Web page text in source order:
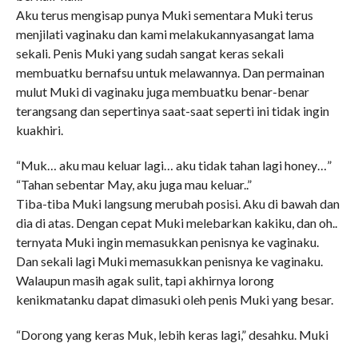
Aku terus mengisap punya Muki sementara Muki terus
menjilati vaginaku dan kami melakukannyasangat lama
sekali. Penis Muki yang sudah sangat keras sekali
membuatku bernafsu untuk melawannya. Dan permainan
mulut Muki di vaginaku juga membuatku benar-benar
terangsang dan sepertinya saat-saat seperti ini tidak ingin
kuakhiri.
“Muk… aku mau keluar lagi… aku tidak tahan lagi honey…”
“Tahan sebentar May, aku juga mau keluar..”
Tiba-tiba Muki langsung merubah posisi. Aku di bawah dan
dia di atas. Dengan cepat Muki melebarkan kakiku, dan oh..
ternyata Muki ingin memasukkan penisnya ke vaginaku.
Dan sekali lagi Muki memasukkan penisnya ke vaginaku.
Walaupun masih agak sulit, tapi akhirnya lorong
kenikmatanku dapat dimasuki oleh penis Muki yang besar.
“Dorong yang keras Muk, lebih keras lagi,” desahku. Muki